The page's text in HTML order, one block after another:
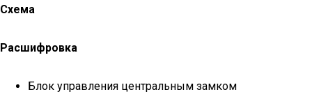
Схема
Расшифровка
Блок управления центральным замком